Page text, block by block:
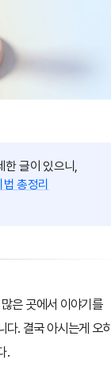
글이 있으니,
총정리
은 곳에서 이야기를
다. 결국 아시는게 오
.